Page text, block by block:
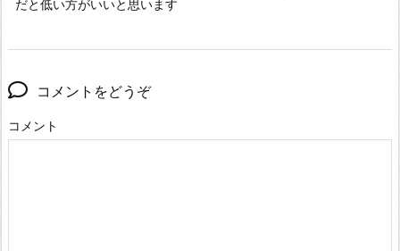
だと低い方がいいと思います
コメントをどうぞ
コメント